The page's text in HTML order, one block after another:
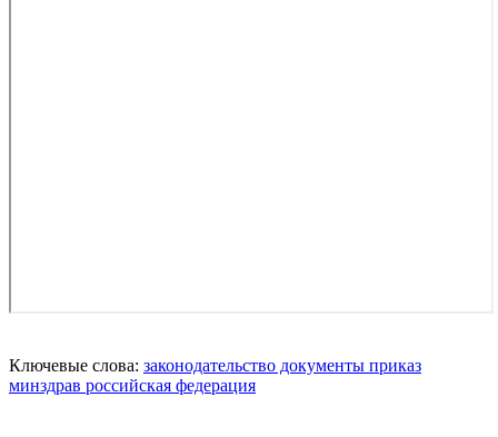
Ключевые слова: законодательство документы приказ
минздрав российская федерация